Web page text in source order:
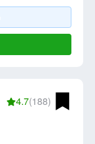
4.7(188)